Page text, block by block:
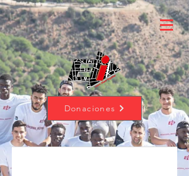
Donaciones